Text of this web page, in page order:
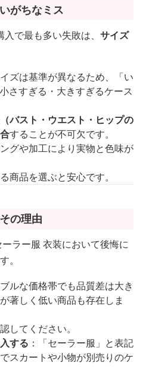
がちなミス
で最も多い失敗は、 サイズ
ズは基準が異なるため、「い
さすぎる・大きすぎるケース
バスト・ウエスト・ヒップの
することが不可欠です。
グや加工により実物と色味が
商品を選ぶと安心です。
の理由
ラー服 衣装において後悔に
。
ルな価格帯でも品質差は大き
著しく低い商品も存在しま
してください。
する ：「セーラー服」と表記
スカートや小物が別売りのケ